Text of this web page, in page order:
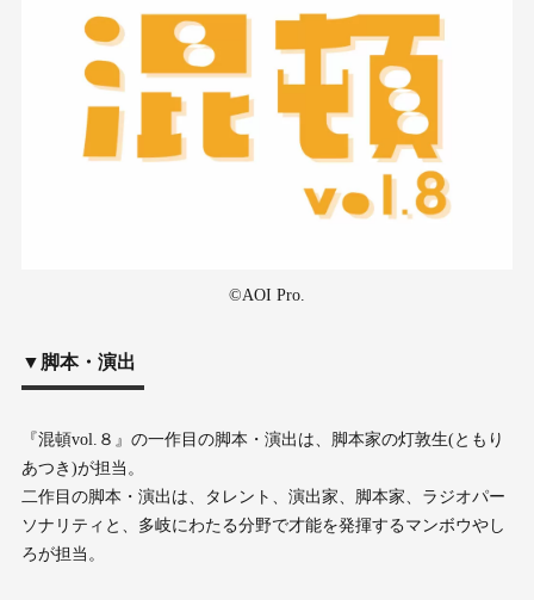
©︎AOI Pro.
▼脚本・演出
『混頓vol.８』の一作目の脚本・演出は、脚本家の灯敦生(ともり
あつき)が担当。
二作目の脚本・演出は、タレント、演出家、脚本家、ラジオパー
ソナリティと、多岐にわたる分野で才能を発揮するマンボウやし
ろが担当。